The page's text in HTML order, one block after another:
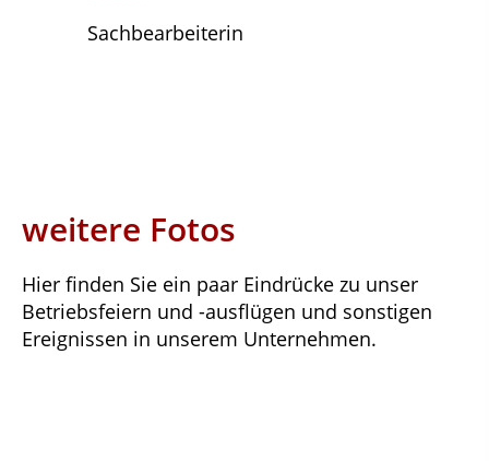
Sachbearbeiterin
weitere Fotos
Hier finden Sie ein paar Eindrücke zu unser
Betriebsfeiern und -ausflügen und sonstigen
Ereignissen in unserem Unternehmen.